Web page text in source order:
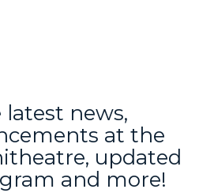
news,
at the
updated
and more!